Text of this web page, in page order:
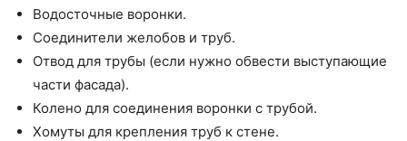
Водосточные воронки.
Соединители желобов и труб.
Отвод для трубы (если нужно обвести выступающие
части фасада).
Колено для соединения воронки с трубой.
Хомуты для крепления труб к стене.